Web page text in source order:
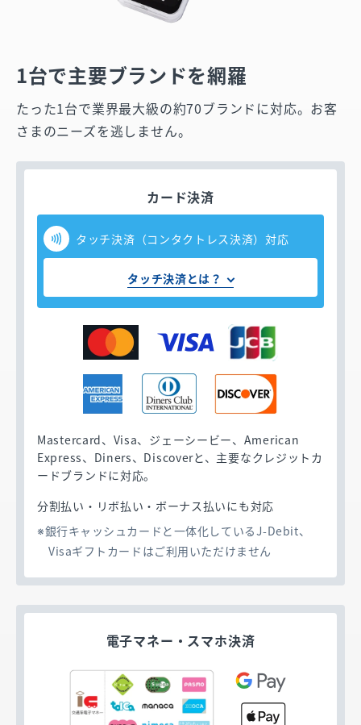
1台で主要ブランドを網羅
たった1台で業界最大級の約70ブランドに対応。お客
さまのニーズを逃しません。
カード決済
タッチ決済（コンタクトレス決済）対応
タッチ決済とは？
お支払いはカードをかざすだけ！
タッチ決済（コンタクトレス決済）とは
タッチ決済マーク（
）がついたクレジットカ
ードやGoogle Pay／Apple Payを搭載したスマ
ホなら、キャッシュレス端末にかざすだけで支
払いが完了する決済方法です。暗証番号の入力
さまの利便性を向上させて、会計時の混雑を解
消することが期待できます。
Mastercard、Visa、ジェーシービー、American
Express、Diners、Discoverと、主要なクレジットカ
ードブランドに対応。
分割払い・リボ払い・ボーナス払いにも対応
銀行キャッシュカードと一体化しているJ-Debit、
Visaギフトカードはご利用いただけません
電子マネー・ スマホ決済